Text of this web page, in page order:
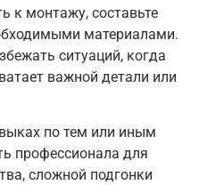
к монтажу, составьте
материалами.
ситуаций, когда
важной детали или
по тем или иным
профессионала для
сложной подгонки